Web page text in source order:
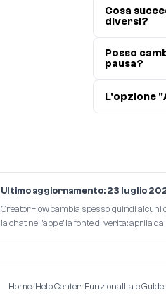
Cosa
diversi?
Posso
pausa?
L'opzione
Ultimo aggiornamento: 23 luglio
CreatorFlow cambia spesso, quindi alcuni
la chat nell'app e' la fonte di verita': aprila
Home Help Center Funzionalita' e Guide